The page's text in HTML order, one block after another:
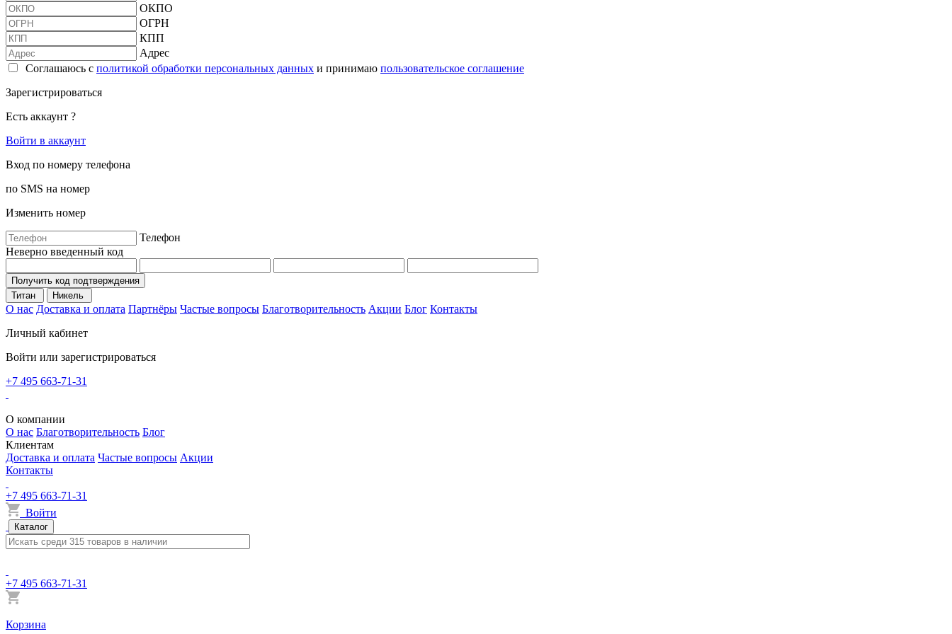
ОКПО
ОГРН
КПП
Адрес
Соглашаюсь с политикой обработки персональных данных и принимаю пользовательское соглашение
Зарегистрироваться
Есть аккаунт ?
Войти в аккаунт
Вход по номеру телефона
по SMS на номер
Изменить номер
Телефон
Неверно введенный код
Получить код подтверждения
Титан
Никель
О нас Доставка и оплата Партнёры Частые вопросы Благотворительность Акции Блог Контакты
Личный кабинет
Войти или зарегистрироваться
+7 495 663-71-31
О компании
О нас Благотворительность Блог
Клиентам
Доставка и оплата Частые вопросы Акции
Контакты
+7 495 663-71-31
Войти
Каталог
+7 495 663-71-31
Корзина